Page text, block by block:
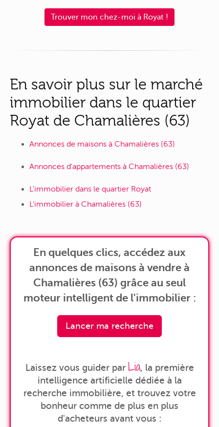
Trouver mon chez-moi à Royat !
En savoir plus sur le marché
immobilier dans le quartier
Royat de Chamalières (63)
Annonces de maisons à Chamalières (63)
Annonces d'appartements à Chamalières (63)
L'immobilier dans le quartier Royat
L'immobilier à Chamalières (63)
En quelques clics, accédez aux
annonces de maisons à vendre à
Chamalières (63) grâce au seul
moteur intelligent de l'immobilier :
Lancer ma recherche
Laissez vous guider par Lia, la première
intelligence artificielle dédiée à la
recherche immobilière, et trouvez votre
bonheur comme de plus en plus
d'acheteurs avant vous :